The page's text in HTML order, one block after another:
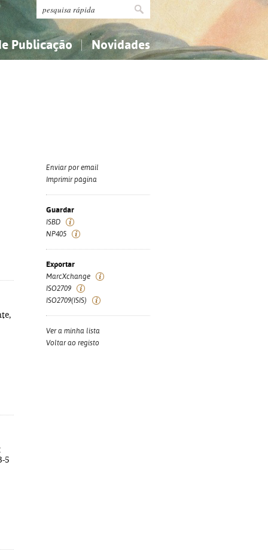
Publicação Novidades
5
Enviar por email
Imprimir página
Guardar
ISBD
NP405
Exportar
MarcXchange
ISO2709
ISO2709(ISIS)
Ver a minha lista
Voltar ao registo